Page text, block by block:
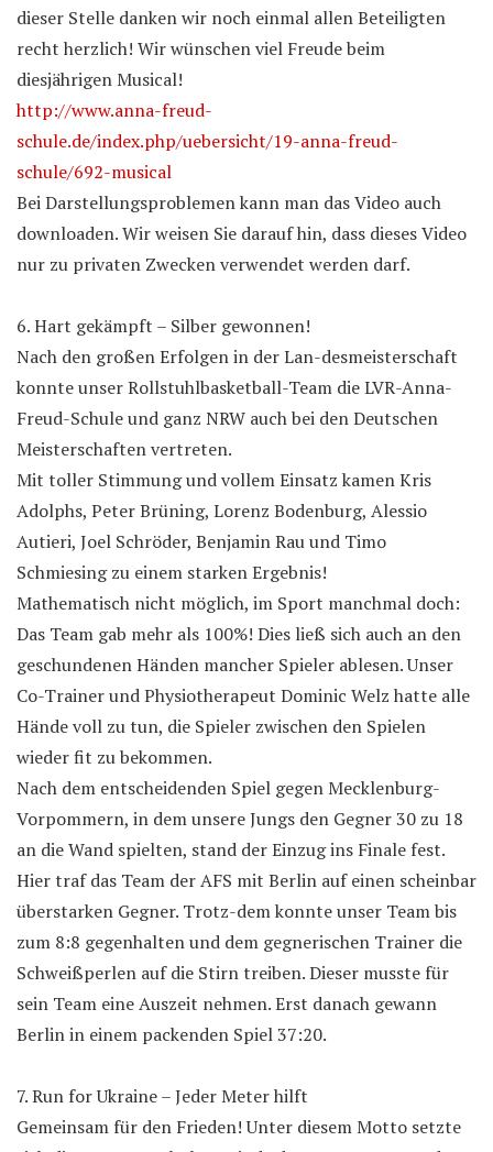
dieser Stelle danken wir noch einmal allen Beteiligten
recht herzlich! Wir wünschen viel Freude beim
diesjährigen Musical!
http://www.anna-freud-
schule.de/index.php/uebersicht/19-anna-freud-
schule/692-musical
Bei Darstellungsproblemen kann man das Video auch
downloaden. Wir weisen Sie darauf hin, dass dieses Video
nur zu privaten Zwecken verwendet werden darf.
6. Hart gekämpft – Silber gewonnen!
Nach den großen Erfolgen in der Lan-desmeisterschaft
konnte unser Rollstuhlbasketball-Team die LVR-Anna-
Freud-Schule und ganz NRW auch bei den Deutschen
Meisterschaften vertreten.
Mit toller Stimmung und vollem Einsatz kamen Kris
Adolphs, Peter Brüning, Lorenz Bodenburg, Alessio
Autieri, Joel Schröder, Benjamin Rau und Timo
Schmiesing zu einem starken Ergebnis!
Mathematisch nicht möglich, im Sport manchmal doch:
Das Team gab mehr als 100%! Dies ließ sich auch an den
geschundenen Händen mancher Spieler ablesen. Unser
Co-Trainer und Physiotherapeut Dominic Welz hatte alle
Hände voll zu tun, die Spieler zwischen den Spielen
wieder fit zu bekommen.
Nach dem entscheidenden Spiel gegen Mecklenburg-
Vorpommern, in dem unsere Jungs den Gegner 30 zu 18
an die Wand spielten, stand der Einzug ins Finale fest.
Hier traf das Team der AFS mit Berlin auf einen scheinbar
überstarken Gegner. Trotz-dem konnte unser Team bis
zum 8:8 gegenhalten und dem gegnerischen Trainer die
Schweißperlen auf die Stirn treiben. Dieser musste für
sein Team eine Auszeit nehmen. Erst danach gewann
Berlin in einem packenden Spiel 37:20.
7. Run for Ukraine – Jeder Meter hilft
Gemeinsam für den Frieden! Unter diesem Motto setzte